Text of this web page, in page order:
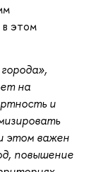
в этом
на
и
этом важен
повышение